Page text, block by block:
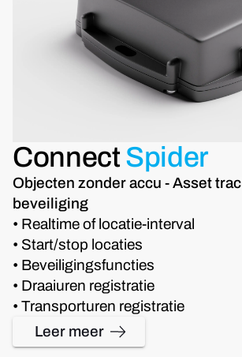
Connect Spider
Objecten zonder accu - Asset
beveiliging
• Realtime of locatie-interval
• Start/stop locaties
• Beveiligingsfuncties
• Draaiuren registratie
• Transporturen registratie
Leer meer